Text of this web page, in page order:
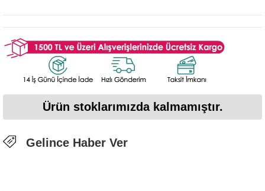
Ürün stoklarımızda kalmamıştır.
Gelince Haber Ver